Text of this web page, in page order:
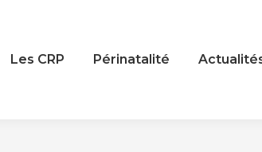
Les CRP Périnatalité